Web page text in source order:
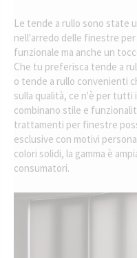
Le tende a rullo sono state
nell'arredo delle finestre
funzionale ma anche un
Che tu preferisca tende a
o tende a rullo convenienti
sulla qualità, ce n'è per tutti
combinano stile e
trattamenti per finestre
esclusive con motivi
colori solidi, la gamma è
consumatori.